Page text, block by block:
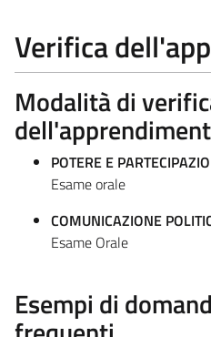
Verifica
Modalità di
POTERE E
Esame orale
COMUNICAZIONE
Esame Orale
Esempi di